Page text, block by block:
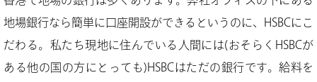
地場銀行なら簡単に口座開設ができるというのに、HSBCにこ
だわる。私たち現地に住んでいる人間には(おそらくHSBCが
ある他の国の方にとっても)HSBCはただの銀行です。給料を